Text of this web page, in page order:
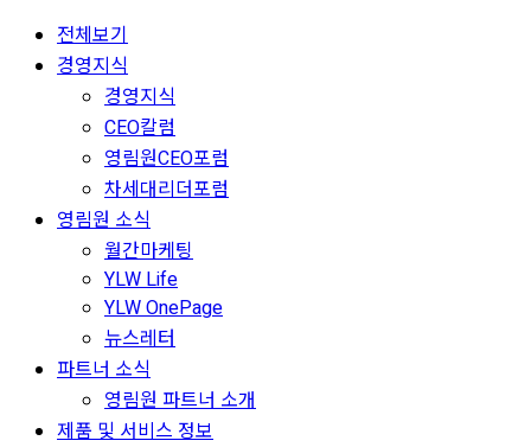
전체보기
경영지식
경영지식
CEO칼럼
영림원CEO포럼
차세대리더포럼
영림원 소식
월간마케팅
YLW Life
YLW OnePage
뉴스레터
파트너 소식
영림원 파트너 소개
제품 및 서비스 정보